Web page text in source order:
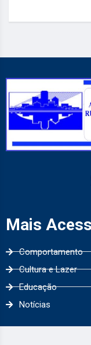
Mais
Comportamento
Cultura e Lazer
Educação
Notícias